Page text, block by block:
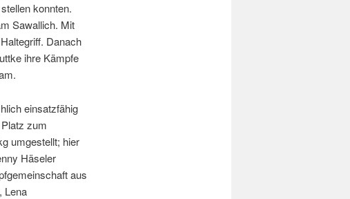
konnten.
Sawallich. Mit
Danach
ihre Kämpfe
einsatzfähig
zum
umgestellt; hier
Häseler
aus
Lena